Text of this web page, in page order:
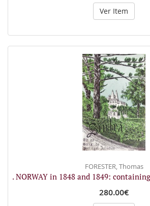
Ver Item
FORESTER, Thomas
. NORWAY in 1848 and 1849:
280.00€